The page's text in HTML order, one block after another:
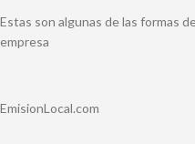
Estas son algunas de las formas
empresa
EmisionLocal.com